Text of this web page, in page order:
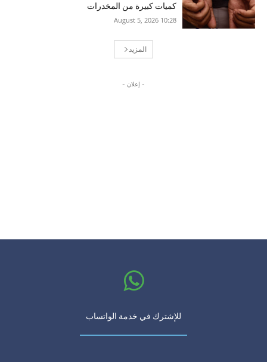
كميات كبيرة من المخدرات
10:28 2026 ,August 5
المزيد
- إعلان -
للإشترك في خدمة الواتساب